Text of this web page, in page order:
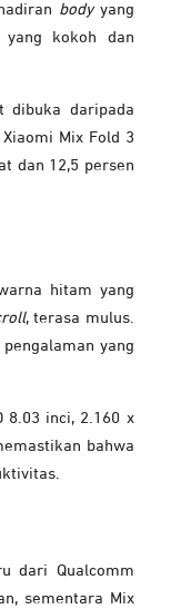
bodyyang
kokoh dan
dibuka daripada
Mix Fold 3
dan 12,5 persen
hitam yang
, terasa mulus.
yang
8.03 inci, 2.160 x
bahwa
dari Qualcomm
sementara Mix